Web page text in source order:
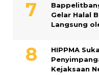
Gelar Halal
Langsung
HIPPMA
Kejaksaan